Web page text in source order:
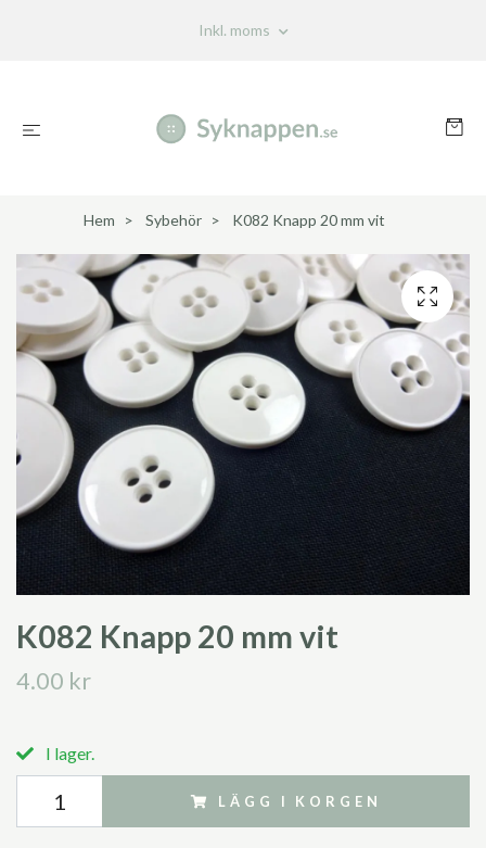
Inkl. moms
Hem Sybehör K082 Knapp 20 mm vit
K082 Knapp 20 mm vit
4.00 kr
I lager.
LÄGG I KORGEN